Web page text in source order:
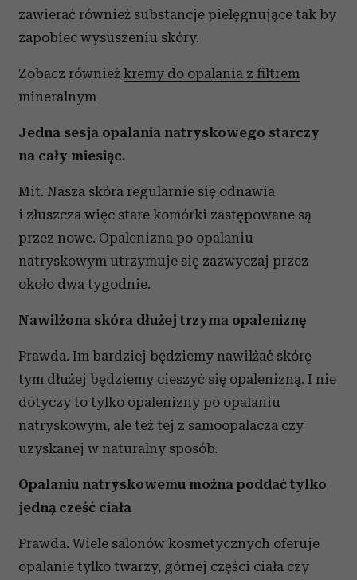
zawierać również substancje pielęgnujące tak by
zapobiec wysuszeniu skóry.
Zobacz również kremy do opalania z filtrem
mineralnym
Jedna sesja opalania natryskowego starczy
na cały miesiąc.
Mit. Nasza skóra regularnie się odnawia
i złuszcza więc stare komórki zastępowane są
przez nowe. Opalenizna po opalaniu
natryskowym utrzymuje się zazwyczaj przez
około dwa tygodnie.
Nawilżona skóra dłużej trzyma opaleniznę
Prawda. Im bardziej będziemy nawilżać skórę
tym dłużej będziemy cieszyć się opalenizną. I nie
dotyczy to tylko opalenizny po opalaniu
natryskowym, ale też tej z samoopalacza czy
uzyskanej w naturalny sposób.
Opalaniu natryskowemu można poddać tylko
jedną cześć ciała
Prawda. Wiele salonów kosmetycznych oferuje
opalanie tylko twarzy, górnej części ciała czy